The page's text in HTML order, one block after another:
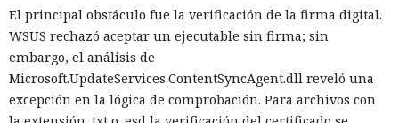
ayudaban a vigilar las redadas, documentarlas y advertir a
los vecinos.
Ahora el gobierno
marco del proceso judicial, las autoridades solicitaron
información sobre las acciones a las que asistieron los
El principal obstáculo fue la verificación de la firma digital.
WSUS rechazó aceptar un ejecutable sin firma; sin
embargo, el análisis de
Microsoft.UpdateServices.ContentSyncAgent.dll reveló una
excepción en la lógica de comprobación. Para archivos con